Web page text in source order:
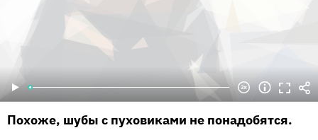
Похоже, шубы с пуховиками не понадобятся.